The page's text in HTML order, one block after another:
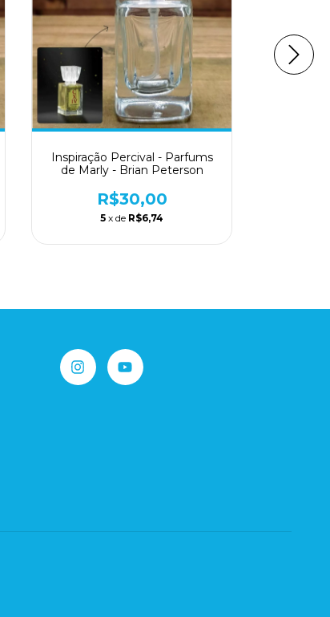
Inspiração Percival - Parfums
de Marly - Brian Peterson
R$30,00
5 x de R$6,74